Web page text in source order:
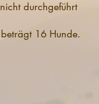
durchgeführt
16 Hunde.